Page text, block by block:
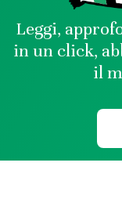
Leggi,
in un click,
il